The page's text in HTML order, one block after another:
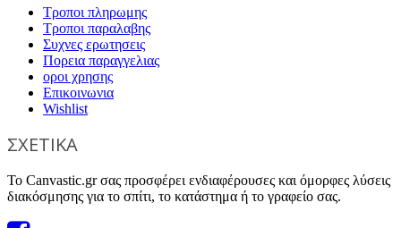
Τροποι πληρωμης
Τροποι παραλαβης
Συχνες ερωτησεις
Πορεια παραγγελιας
οροι χρησης
Επικοινωνια
Wishlist
ΣΧΕΤΙΚΑ
Το Canvastic.gr σας προσφέρει ενδιαφέρουσες και όμορφες λύσεις
διακόσμησης για το σπίτι, το κατάστημα ή το γραφείο σας.